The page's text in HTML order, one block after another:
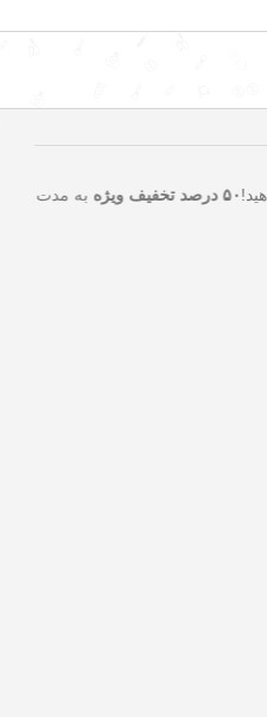
۵۰ درصد تخفیف ویژهرا از دست ندهید!